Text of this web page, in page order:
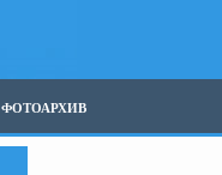
ФОТОАРХИВ